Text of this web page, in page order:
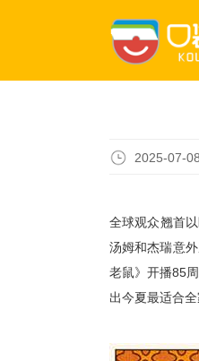
2025-07-
全球观众翘首
汤姆和杰瑞意
老鼠》开播85
出今夏最适合